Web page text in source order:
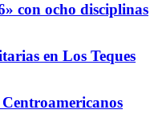
con ocho disciplinas
en Los Teques